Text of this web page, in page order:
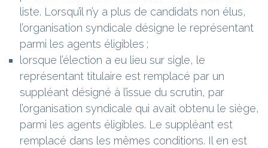
liste. Lorsqu’il n’y a plus de candidats non élus,
l’organisation syndicale désigne le représentant
parmi les agents éligibles ;
lorsque l’élection a eu lieu sur sigle, le
représentant titulaire est remplacé par un
suppléant désigné à l’issue du scrutin, par
l’organisation syndicale qui avait obtenu le siège,
parmi les agents éligibles. Le suppléant est
remplacé dans les mêmes conditions. Il en est